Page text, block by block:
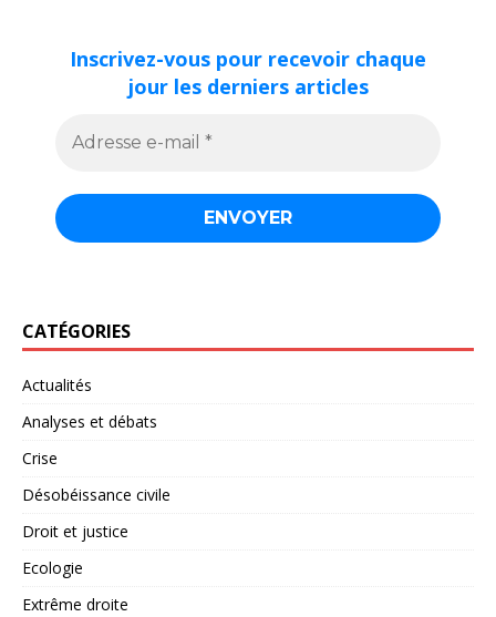
Inscrivez-vous pour recevoir chaque
jour les derniers articles
CATÉGORIES
Actualités
Analyses et débats
Crise
Désobéissance civile
Droit et justice
Ecologie
Extrême droite